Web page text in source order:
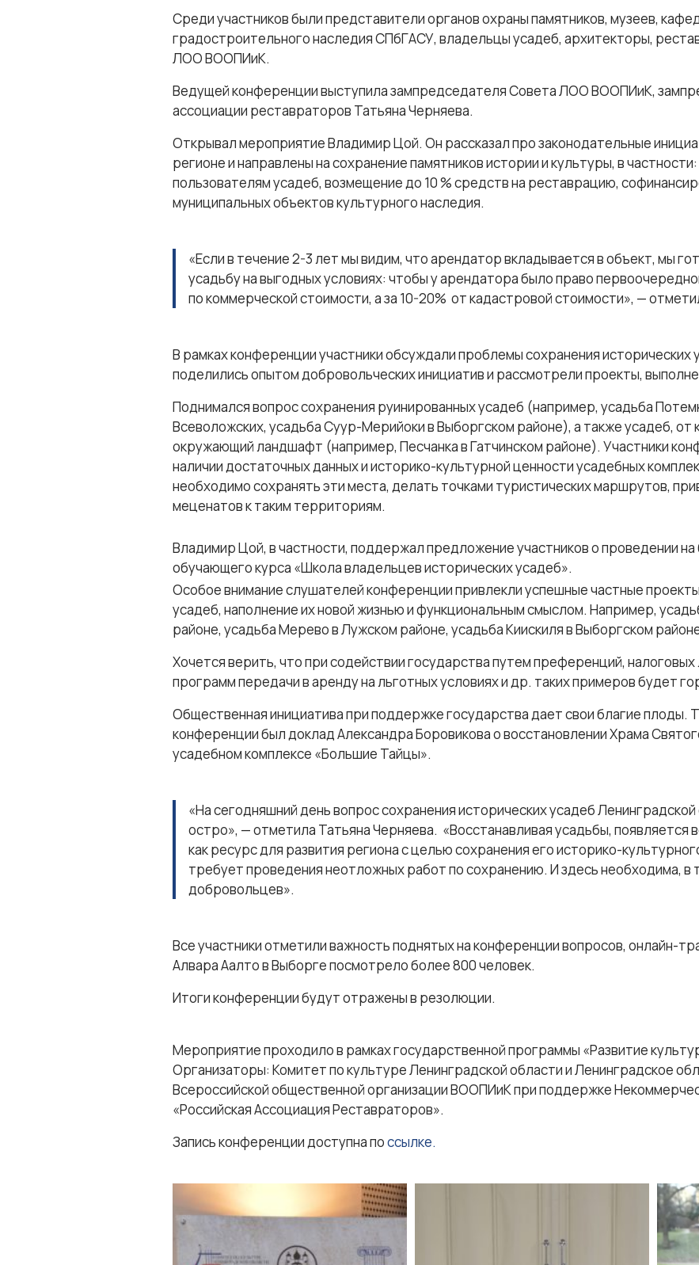
Среди участников были представители органов охраны памятников, музеев,
градостроительного наследия СПбГАСУ, владельцы усадеб, архитекторы,
ЛОО ВООПИиК.
Ведущей конференции выступила зампредседателя Совета ЛОО ВООПИиК,
ассоциации реставраторов Татьяна Черняева.
Открывал мероприятие Владимир Цой. Он рассказал про законодательные
регионе и направлены на сохранение памятников истории и культуры, в
пользователям усадеб, возмещение до 10 % средств на реставрацию,
муниципальных объектов культурного наследия.
«Если в течение 2-3 лет мы видим, что арендатор вкладывается в объект, мы
усадьбу на выгодных условиях: чтобы у арендатора было право
по коммерческой стоимости, а за 10-20% от кадастровой стоимости», —
В рамках конференции участники обсуждали проблемы сохранения исторических
поделились опытом добровольческих инициатив и рассмотрели проекты,
Поднимался вопрос сохранения руинированных усадеб (например, усадьба
Всеволожских, усадьба Суур-Мерийоки в Выборгском районе), а также усадеб, от
окружающий ландшафт (например, Песчанка в Гатчинском районе). Участники
наличии достаточных данных и историко-культурной ценности усадебных
необходимо сохранять эти места, делать точками туристических маршрутов,
меценатов к таким территориям.
Владимир Цой, в частности, поддержал предложение участников о проведении
обучающего курса «Школа владельцев исторических усадеб».
Особое внимание слушателей конференции привлекли успешные частные
усадеб, наполнение их новой жизнью и функциональным смыслом. Например,
районе, усадьба Мерево в Лужском районе, усадьба Киискиля в Выборгском
Хочется верить, что при содействии государства путем преференций,
программ передачи в аренду на льготных условиях и др. таких примеров будет
Общественная инициатива при поддержке государства дает свои благие плоды.
конференции был доклад Александра Боровикова о восстановлении Храма
усадебном комплексе «Большие Тайцы».
«На сегодняшний день вопрос сохранения исторических усадеб
остро», — отметила Татьяна Черняева. «Восстанавливая усадьбы, появляется
как ресурс для развития региона с целью сохранения его историко-
требует проведения неотложных работ по сохранению. И здесь необходима, в
добровольцев».
Все участники отметили важность поднятых на конференции вопросов, онлайн-
Алвара Аалто в Выборге посмотрело более 800 человек.
Итоги конференции будут отражены в резолюции.
Мероприятие проходило в рамках государственной программы «Развитие
Организаторы: Комитет по культуре Ленинградской области и Ленинградское
Всероссийской общественной организации ВООПИиК при поддержке
«Российская Ассоциация Реставраторов».
Запись конференции доступна поссылке.